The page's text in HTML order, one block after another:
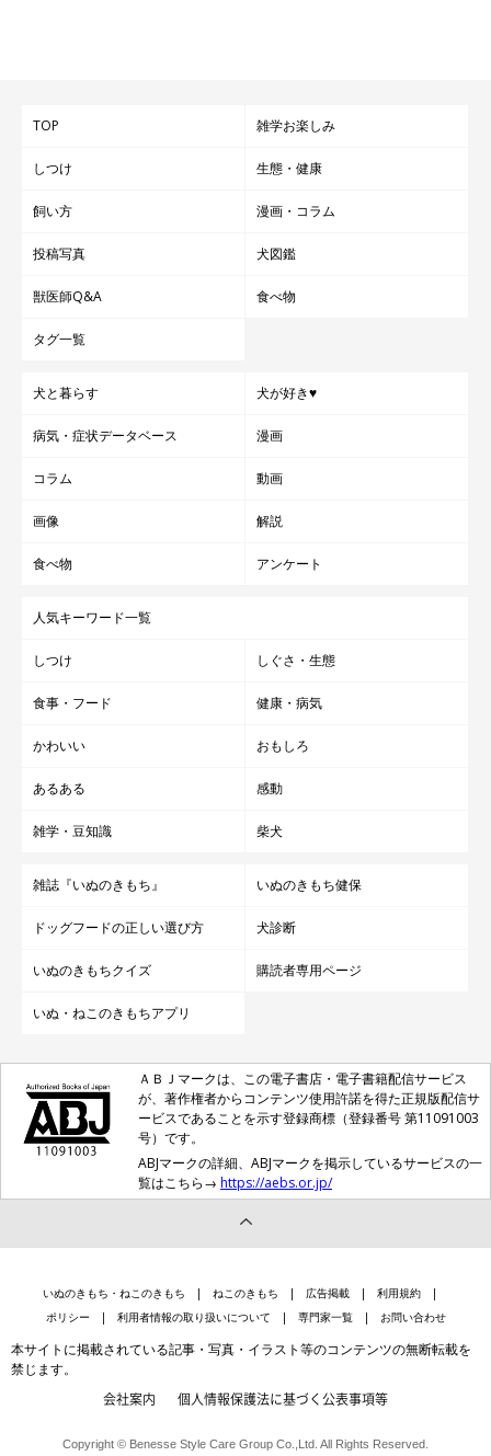
ほんの少し舐めただけでも、犬の命を脅かしかねないアルコー
由と致死量について紹介します。
犬はアルコールの分解酵素を持っていない
って分解され、「アセトアルデヒド」という物質に変化します。
アセトアルデヒドは、アセトアルデヒド脱水素酵素によって分解
人間でもアルコールに強い人と弱い人がいます。もともとアルコ
どんなに飲む回数や量を増やしても、酔わなくなるわけではあり
ません。
を分解する酵素を持っていません。アルコールの量にかかわら
ず、口にしたアルコールは無毒化されることなく、そのまま急速
に胃や腸で吸収されたあと長い時間体の中にとどまることに。結
果、脳に影響を与え、心臓や肺、血管、肝臓、腎臓などの機能に
も害を及ぼすことになります。
TOP 雑学お楽しみ
しつけ 生態・健康
飼い方 漫画・コラム
投稿写真 犬図鑑
獣医師Q&A 食べ物
タグ一覧
犬と暮らす 犬が好き♥
病気・症状データベース 漫画
コラム 動画
画像 解説
食べ物 アンケート
人気キーワード一覧
しつけ しぐさ・生態
食事・フード 健康・病気
かわいい おもしろ
あるある 感動
雑学・豆知識 柴犬
雑誌『いぬのきもち』 いぬのきもち健保
ドッグフードの正しい選び方 犬診断
いぬのきもちクイズ 購読者専用ページ
いぬ・ねこのきもちアプリ
ＡＢＪマークは、この電子書店・電子書籍配信サービス
が、著作権者からコンテンツ使用許諾を得た正規版配信サ
ービスであることを示す登録商標（登録番号 第11091003
号）です。
ABJマークの詳細、ABJマークを掲示しているサービスの一
覧はこちら→ https://aebs.or.jp/
いぬのきもち・ねこのきもち ねこのきもち 広告掲載
利用規約
ポリシー
利用者情報の取り扱いについて 専門家一覧 お問い合わせ
本サイトに掲載されている記事・写真・イラスト等のコンテンツの無断転載を
禁じます。
会社案内 個人情報保護法に基づく公表事項等
Copyright © Benesse Style Care Group Co.,Ltd. All Rights Reserved.